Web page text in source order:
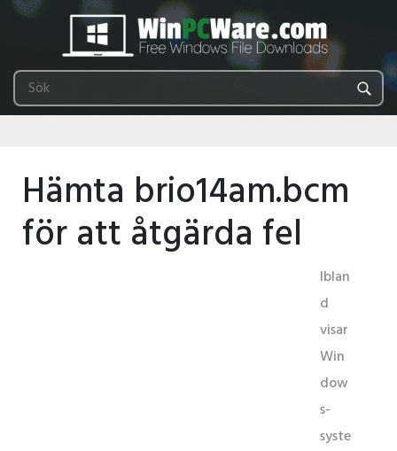
Hämta brio14am.bcm
för att åtgärda fel
Iblan
d
visar
Win
dow
s-
syste